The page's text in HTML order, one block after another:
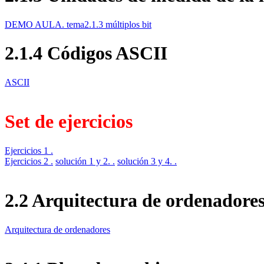
DEMO AULA. tema2.1.3 múltiplos bit
2.1.4 Códigos ASCII
ASCII
Set de ejercicios
Ejercicios 1 .
Ejercicios 2 . solución 1 y 2. . solución 3 y 4. .
2.2 Arquitectura de
Arquitectura de ordenadores